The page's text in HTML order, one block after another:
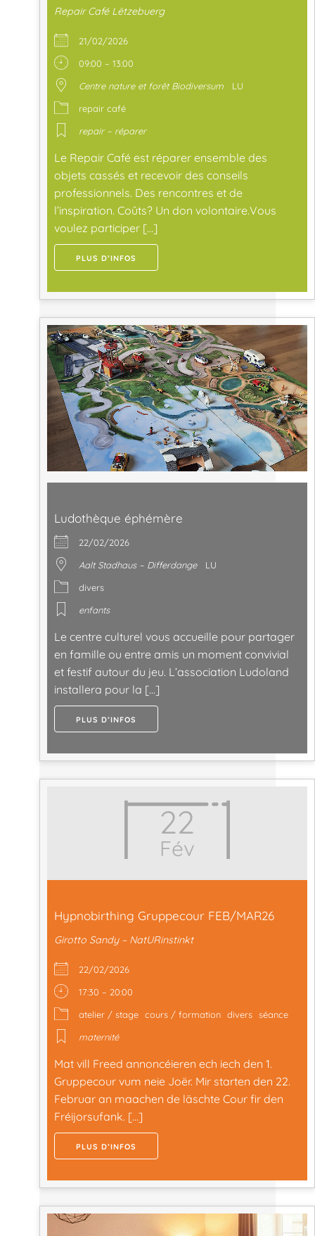
Repair Café Lëtzebuerg
21/02/2026
09:00 – 13:00
Centre nature et forêt Biodiversum
LU
repair café
repair – réparer
Le Repair Café est réparer ensemble des
objets cassés et recevoir des conseils
professionnels. Des rencontres et de
l’inspiration. Coûts? Un don volontaire.Vous
voulez participer […]
PLUS D’INFOS
Ludothèque éphémère
22/02/2026
Aalt Stadhaus – Differdange
LU
divers
enfants
Le centre culturel vous accueille pour partager
en famille ou entre amis un moment convivial
et festif autour du jeu. L’association Ludoland
installera pour la […]
PLUS D’INFOS
22
Fév
Hypnobirthing Gruppecour FEB/MAR26
Girotto Sandy – NatURinstinkt
22/02/2026
17:30 – 20:00
atelier / stage cours / formation divers séance
maternité
Mat vill Freed annoncéieren ech iech den 1.
Gruppecour vum neie Joër. Mir starten den 22.
Februar an maachen de läschte Cour fir den
Fréijorsufank. […]
PLUS D’INFOS